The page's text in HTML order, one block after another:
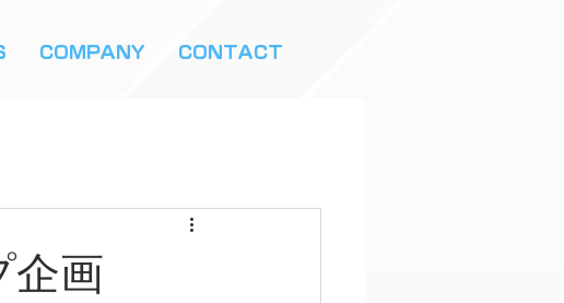
COMPANY CONTACT
企画